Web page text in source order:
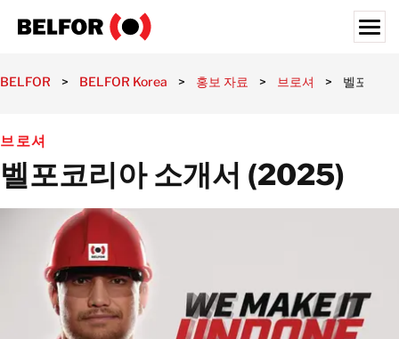
제공 서비스
서비스 영역
홍보 자료
채용정보
BELFOR > BELFOR Korea > 홍보 자료 > 브로셔 > 벨포코리
브로셔
벨포코리아 소개서 (2025)